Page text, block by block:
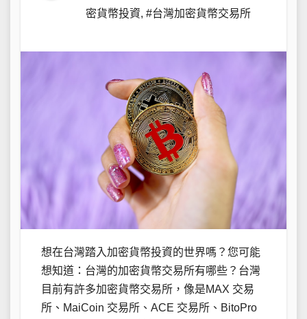
密貨幣投資, #台灣加密貨幣交易所
想在台灣踏入加密貨幣投資的世界嗎？您可能
想知道：台灣的加密貨幣交易所有哪些？台灣
目前有許多加密貨幣交易所，像是MAX 交易
所、MaiCoin 交易所、ACE 交易所、BitoPro